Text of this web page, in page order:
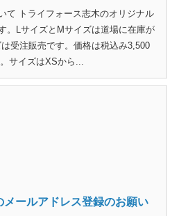
て トライフォース志木のオリジナル
。LサイズとMサイズは道場に在庫が
受注販売です。価格は税込み3,500
サイズはXSから...
メールアドレス登録のお願い